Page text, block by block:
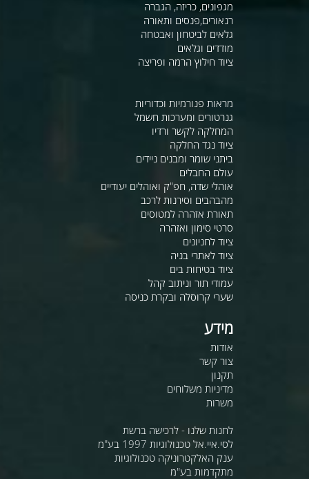
מגפונים, כריזה, הגברה
רנאורים,פנסים ותאורה
גלאים לביטחון ואבטחה
מודדים וגלאים
ציוד חילוץ הרמה ופריצה
מראות פנורמיות וכדוריות
גנרטורים ומערכות חשמל
המחלקה לקשר ורדיו
ציוד נגד החלקה
ביתני שומר ומבנים ניידים
עולם החבלים
אוהלי שדה, חפ"ק ואוהלים יעודיים
מהבהבים וסירנות לרכב
תאורת אזהרה למטוסים
סרטי סימון ואזהרה
ציוד לחניונים
ציוד לאתרי בניה
ציוד בטיחות בים
עמודי תור וניתוב קהל
שערי קרוסלה ובקרת כניסה
מידע
אודות
צור קשר
תקנון
מדיניות משלוחים
משרות
לחנות שלנו - לרכישה ברשת
לסי.איי.אל טכנולוגיות 1997 בע"מ
ענק האלקטרוניקה טכנולוגיות
מתקדמות בע"מ